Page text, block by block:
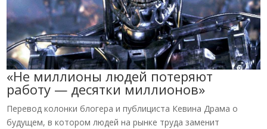
«Не миллионы людей потеряют
работу — десятки миллионов»
Перевод колонки блогера и публициста Кевина Драма о
будущем, в котором людей на рынке труда заменит